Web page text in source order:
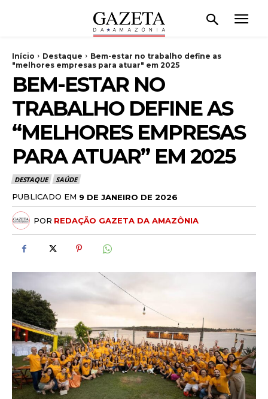
Início Destaque
Bem-estar no trabalho define as
"melhores empresas para atuar" em 2025
BEM-ESTAR NO
TRABALHO DEFINE AS
“MELHORES EMPRESAS
PARA ATUAR” EM 2025
DESTAQUE SAÚDE
PUBLICADO EM 9 DE JANEIRO DE 2026
POR REDAÇÃO GAZETA DA AMAZÔNIA